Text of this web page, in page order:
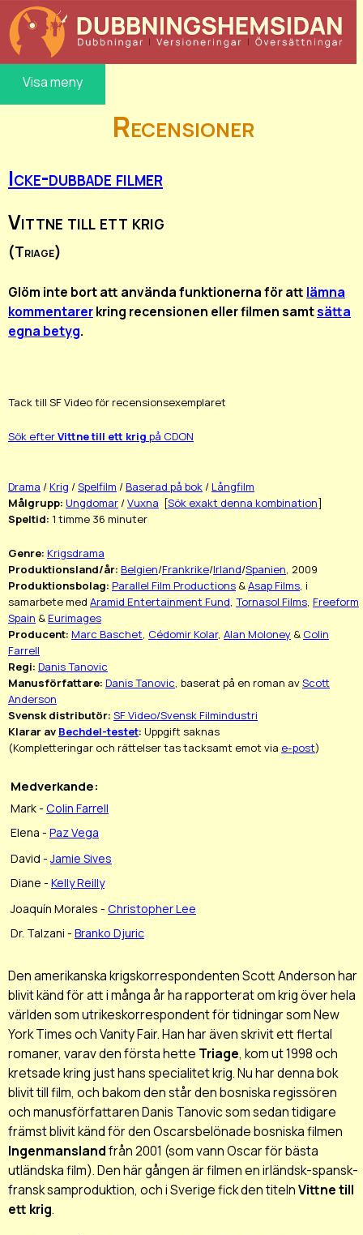
Visa meny
Recensioner
Icke-dubbade filmer
Vittne till ett krig
(Triage)
Glöm inte bort att använda funktionerna för att lämna
kommentarerkring recensionen eller filmen samtsätta
egna betyg.
Tack till SF Video för recensionsexemplaret
Sök efterVittne till ett krig på CDON
Drama /Krig /Spelfilm /Baserad på bok /Långfilm
Målgrupp: Ungdomar /Vuxna [Sök exakt denna kombination]
Speltid: 1 timme 36 minuter
Genre: Krigsdrama
Produktionsland/år: Belgien/Frankrike/Irland/Spanien, 2009
Produktionsbolag: Parallel Film Productions &Asap Films, i
samarbete med Aramid Entertainment Fund, Tornasol Films, Freeform
Spain &Eurimages
Producent: Marc Baschet, Cédomir Kolar, Alan Moloney & Colin
Farrell
Regi: Danis Tanovic
Manusförfattare: Danis Tanovic, baserat på en roman avScott
Anderson
Svensk distributör: SF Video/Svensk Filmindustri
Klarar av Bechdel-testet: Uppgift saknas
(Kompletteringar och rättelser tas tacksamt emot via e-post)
Medverkande:
Mark - Colin Farrell
Elena - Paz Vega
David -Jamie Sives
Diane - Kelly Reilly
Joaquín Morales - Christopher Lee
Dr. Talzani - Branko Djuric
Den amerikanska krigskorrespondenten Scott Anderson har
blivit känd för att i många år ha rapporterat om krig över hela
världen som utrikeskorrespondent för tidningar som New
York Times och Vanity Fair. Han har även skrivit ett flertal
romaner, varav den första hette Triage, kom ut 1998 och
kretsade kring just hans specialitet krig. Nu har denna bok
blivit till film, och bakom den står den bosniska regissören
och manusförfattaren Danis Tanovic som sedan tidigare
främst blivit känd för den Oscarsbelönade bosniska filmen
Ingenmanslandfrån 2001 (som vann Oscar för bästa
utländska film). Den här gången är filmen en irländsk-spansk-
fransk samproduktion, och i Sverige fick den titelnVittne till
ett krig.